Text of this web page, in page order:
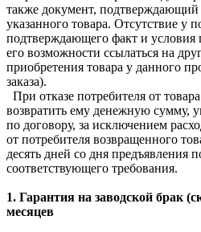
также документ,
указанного товара. Отсутствие у
подтверждающего факт и условия
его возможности ссылаться на
приобретения товара у данного
заказа).
При отказе потребителя от
возвратить ему денежную сумму,
по договору, за исключением
от потребителя возвращенного
десять дней со дня предъявления
соответствующего требования.
1. Гарантия на заводской брак
месяцев